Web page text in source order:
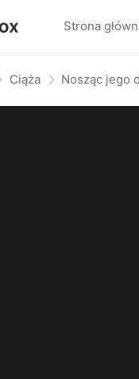
Strona
Ciąża Nosząc jego